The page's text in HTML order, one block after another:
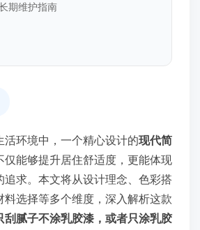
期维护指南
活环境中，一个精心设计的现代简
仅能够提升居住舒适度，更能体现
追求。本文将从设计理念、色彩搭
料选择等多个维度，深入解析这款
刮腻子不涂乳胶漆，或者只涂乳胶